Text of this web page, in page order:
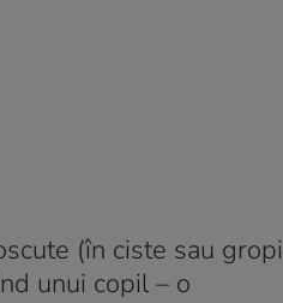
(în ciste sau gropi
unui copil – o